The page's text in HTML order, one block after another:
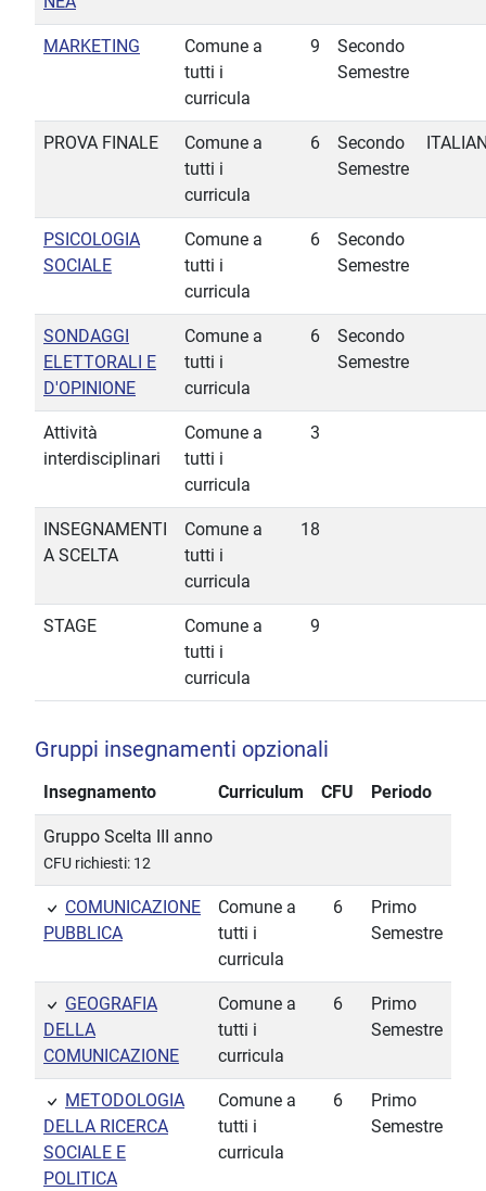
MARKETING
Comune a
tutti i
curricula
9
Secondo
Semestre
PROVA FINALE
Comune a
tutti i
curricula
6
Secondo
Semestre
PSICOLOGIA
SOCIALE
Comune a
tutti i
curricula
6
Secondo
Semestre
SONDAGGI
ELETTORALI E
D'OPINIONE
Comune a
tutti i
curricula
6
Secondo
Semestre
Attività
interdisciplinari
Comune a
tutti i
curricula
3
INSEGNAMENTI
A SCELTA
Comune a
tutti i
curricula
18
STAGE
Comune a
tutti i
curricula
9
Gruppi insegnamenti opzionali
Insegnamento Curriculum CFU Periodo
Gruppo Scelta III anno
CFU richiesti: 12
COMUNICAZIONE
PUBBLICA
Comune a
tutti i
curricula
6
Primo
Semestre
GEOGRAFIA
DELLA
COMUNICAZIONE
Comune a
tutti i
curricula
6
Primo
Semestre
METODOLOGIA
DELLA RICERCA
SOCIALE E
POLITICA
Comune a
tutti i
curricula
6
Primo
Semestre